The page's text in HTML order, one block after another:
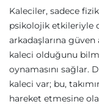
Kaleciler, sadece
psikolojik etkileriyle
arkadaşlarına güven
kaleci olduğunu
oynamasını sağlar.
kaleci var; bu,
hareket etmesine